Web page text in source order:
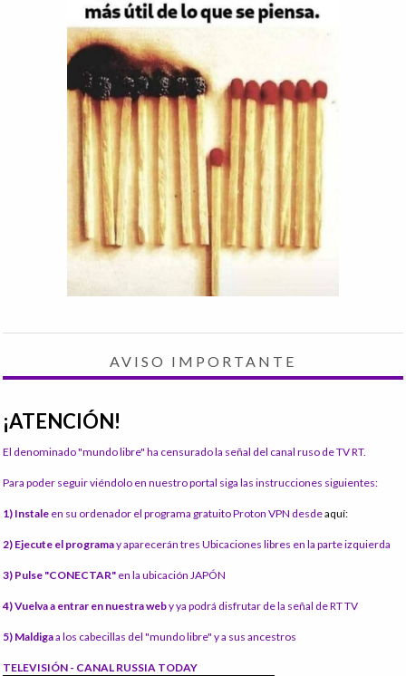
AVISO IMPORTANTE
¡ATENCIÓN!
El denominado "mundo libre" ha censurado la señal del canal ruso de TV RT.
Para poder seguir viéndolo en nuestro portal siga las instrucciones siguientes:
1) Instale en su ordenador el programa gratuito Proton VPN desdeaquí:
2) Ejecute el programay aparecerán tres Ubicaciones libres en la parte izquierda
3) Pulse "CONECTAR" en la ubicación JAPÓN
4) Vuelva a entrar en nuestra weby ya podrá disfrutar de la señal de RT TV
5) Maldigaa los cabecillas del "mundo libre" y a sus ancestros
TELEVISIÓN - CANAL RUSSIA TODAY